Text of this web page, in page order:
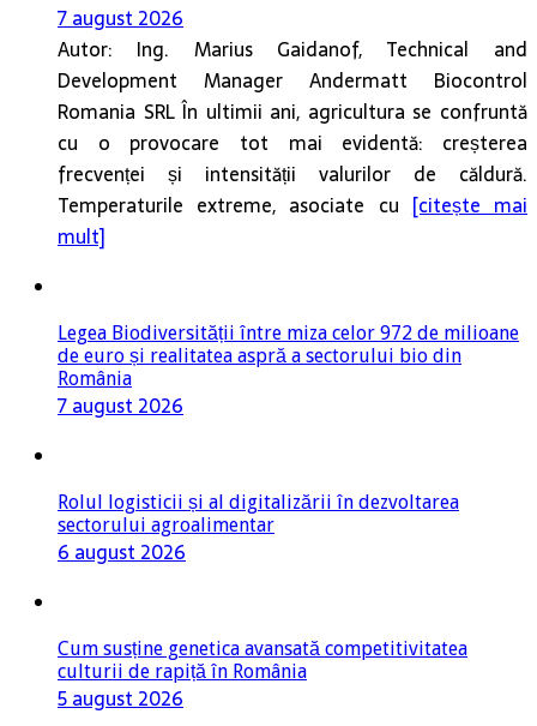
7 august 2026
Autor: Ing. Marius Gaidanof, Technical and
Development Manager Andermatt Biocontrol
Romania SRL În ultimii ani, agricultura se confruntă
cu o provocare tot mai evidentă: creșterea
frecvenței și intensității valurilor de căldură.
Temperaturile extreme, asociate cu [citește mai
mult]
Legea Biodiversității între miza celor 972 de milioane
de euro și realitatea aspră a sectorului bio din
România
7 august 2026
Rolul logisticii și al digitalizării în dezvoltarea
sectorului agroalimentar
6 august 2026
Cum susține genetica avansată competitivitatea
culturii de rapiță în România
5 august 2026